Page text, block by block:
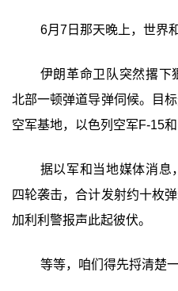
6月7日那天晚上，世界和
伊朗革命卫队突然撂下
北部一顿弹道导弹伺候。目
空军基地，以色列空军F-15和
据以军和当地媒体消息
四轮袭击，合计发射约十枚
加利利警报声此起彼伏。
等等，咱们得先捋清楚